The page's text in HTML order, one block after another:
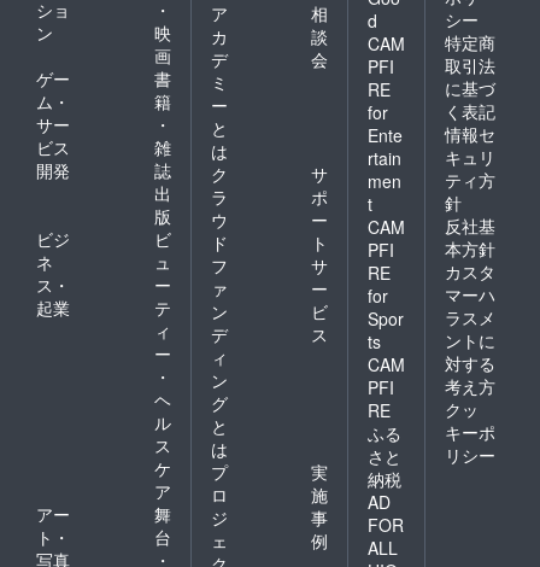
ショ
ン
・
映
画
ゲー
ム・
サー
ビス
開発
書
籍
・
雑
誌
出
版
ビジ
ネ
ス・
起業
ビ
ュ
ー
テ
ィ
ー
・
ヘ
ル
ス
ケ
ア
アー
ト・
写真
舞
台
・
ア
カ
デ
ミ
ー
と
は
相
談
会
ク
ラ
ウ
ド
フ
ァ
ン
デ
ィ
ン
グ
と
は
サ
ポ
ー
ト
サ
ー
ビ
ス
プ
ロ
ジ
ェ
実
施
事
例
d
CAM
PFI
RE
for
Ente
rtain
men
t
CAM
PFI
RE
for
Spor
ts
CAM
PFI
RE
ふる
さと
納税
AD
FOR
ALL
シー
特定商
取引法
に基づ
く表記
情報セ
キュリ
ティ方
針
反社基
本方針
カスタ
マーハ
ラスメ
ントに
対する
考え方
クッ
キーポ
リシー